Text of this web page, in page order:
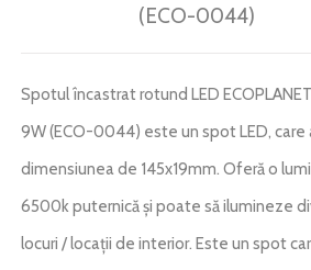
(ECO-0044)
Spotul încastrat rotund LED
9W (ECO-0044) este un spot LED, care
dimensiunea de 145x19mm. Oferă o
6500k puternică și poate să ilumineze
locuri / locații de interior. Este un spot